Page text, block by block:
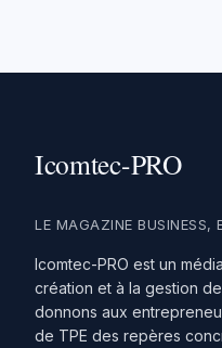
LE MAGAZINE BUSINESS,
Icomtec-PRO est un
création et à la gestion
donnons aux
de TPE des repères